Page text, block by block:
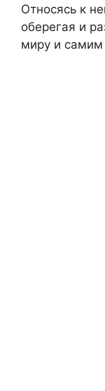
Относясь к
оберегая и
миру и самим